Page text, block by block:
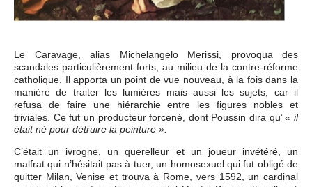
Le Caravage, alias Michelangelo Merissi, provoqua des
scandales particulièrement forts, au milieu de la contre-réforme
catholique. Il apporta un point de vue nouveau, à la fois dans la
manière de traiter les lumières mais aussi les sujets, car il
refusa de faire une hiérarchie entre les figures nobles et
triviales. Ce fut un producteur forcené, dont Poussin dira qu’« il
était né pour détruire la peinture ».
C’était un ivrogne, un querelleur et un joueur invétéré, un
malfrat qui n’hésitait pas à tuer, un homosexuel qui fut obligé de
quitter Milan, Venise et trouva à Rome, vers 1592, un cardinal